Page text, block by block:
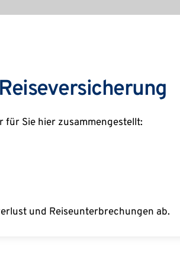
für Sie hier zusammengestellt:
und Reiseunterbrechungen ab.